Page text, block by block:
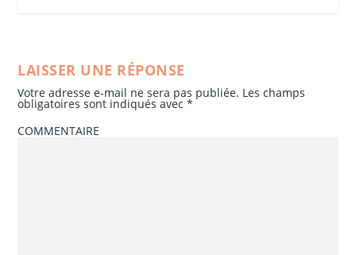
LAISSER UNE RÉPONSE
Votre adresse e-mail ne sera pas publiée. Les champs
obligatoires sont indiqués avec*
COMMENTAIRE